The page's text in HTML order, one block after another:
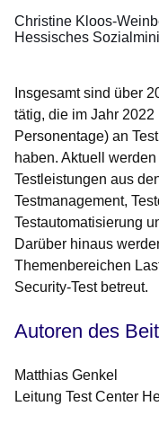
Christine Kloos-
Hessisches
Insgesamt sind über
tätig, die im Jahr
Personentage) an
haben. Aktuell
Testleistungen aus
Testmanagement,
Testautomatisierung
Darüber hinaus
Themenbereichen
Security-Test betreut.
Autoren des
Matthias Genkel
Leitung Test Center